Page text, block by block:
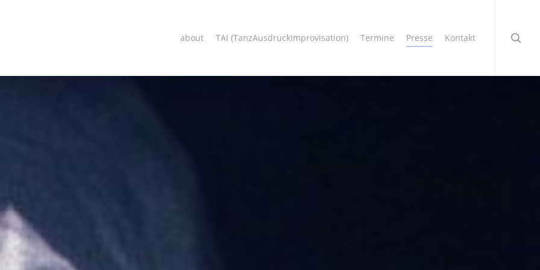
about TAI (TanzAusdruckImprovisation) Termine Presse Kontakt